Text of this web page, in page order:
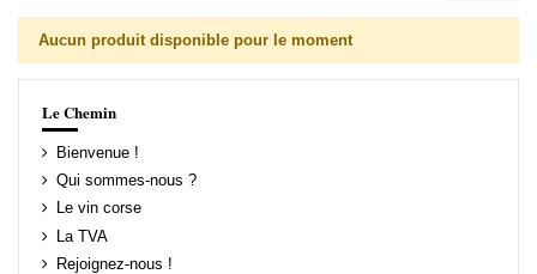
Aucun produit disponible pour le moment
Le Chemin
Bienvenue !
Qui sommes-nous ?
Le vin corse
La TVA
Rejoignez-nous !